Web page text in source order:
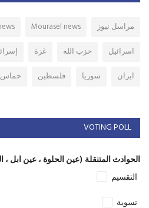
مراسل نيوز Mourasel news
اسرائيل
حزب الله غزة
ايران
سوريا فلسطين حماس
VOTING POLL
الحوادث المتنقلة (عين الحلوة ، عين ابل ،
التقسيم
تسوية